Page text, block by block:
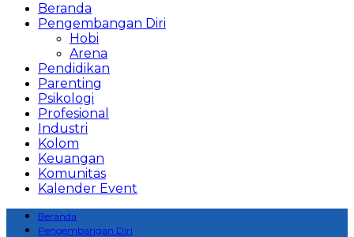
Beranda
Pengembangan Diri
Hobi
Arena
Pendidikan
Parenting
Psikologi
Profesional
Industri
Kolom
Keuangan
Komunitas
Kalender Event
Beranda
Pengembangan Diri